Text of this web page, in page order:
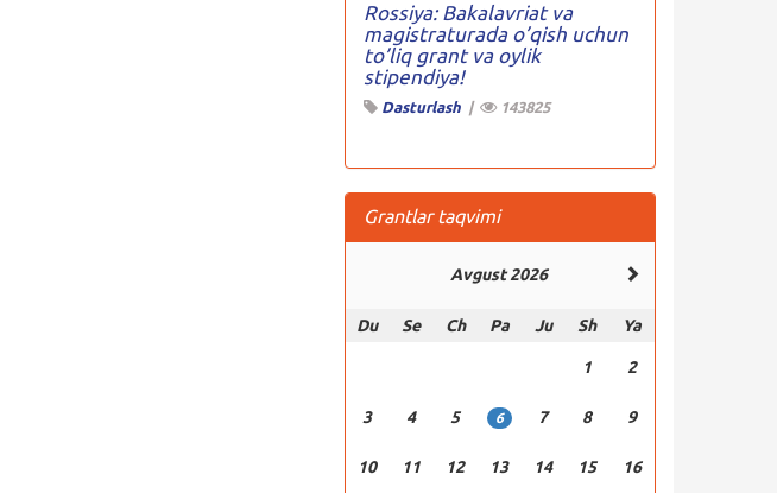
Rossiya: Bakalavriat va
magistraturada o’qish uchun
to’liq grant va oylik
stipendiya!
Dasturlash| 143825
Grantlar taqvimi
Avgust 2026
Du Se Ch Pa Ju Sh Ya
1 2
3 4 5 6 7 8 9
10 11 12 13 14 15 16